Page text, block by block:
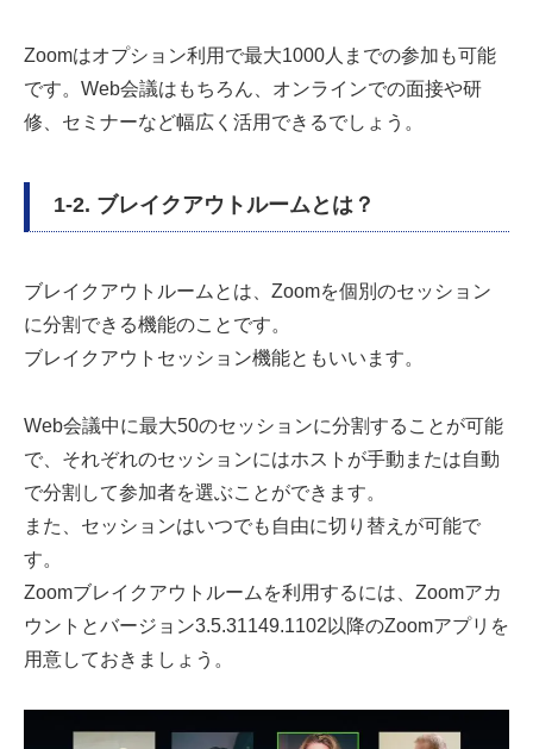
Zoomはオプション利用で最大1000人までの参加も可能
です。Web会議はもちろん、オンラインでの面接や研
修、セミナーなど幅広く活用できるでしょう。
1-2. ブレイクアウトルームとは？
ブレイクアウトルームとは、Zoomを個別のセッション
に分割できる機能のことです。
ブレイクアウトセッション機能ともいいます。
Web会議中に最大50のセッションに分割することが可能
で、それぞれのセッションにはホストが手動または自動
で分割して参加者を選ぶことができます。
また、セッションはいつでも自由に切り替えが可能で
す。
Zoomブレイクアウトルームを利用するには、Zoomアカ
ウントとバージョン3.5.31149.1102以降のZoomアプリを
用意しておきましょう。